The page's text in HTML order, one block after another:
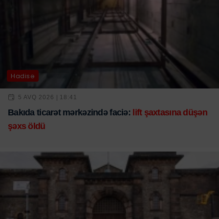
Hadisə
5 AVQ 2026 | 18:41
Bakıda ticarət mərkəzində faciə: lift şaxtasına düşən
şəxs öldü